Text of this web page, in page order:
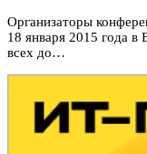
Организаторы
18 января 2015 года в
всех до…